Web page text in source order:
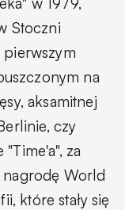
Stoczni
pierwszym
na
aksamitnej
czy
za
nagrodę World
które stały się